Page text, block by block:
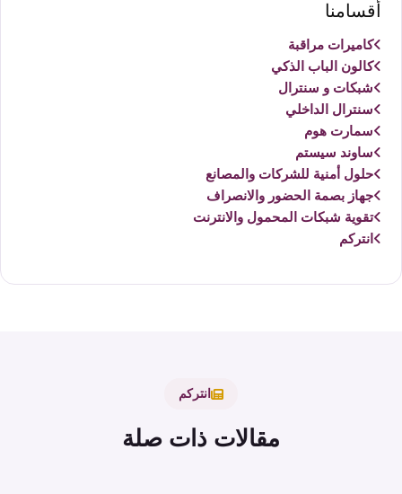
أقسامنا
كاميرات مراقبة
كالون الباب الذكي
شبكات و سنترال
سنترال الداخلي
سمارت هوم
ساوند سيستم
حلول أمنية للشركات والمصانع
جهاز بصمة الحضور والانصراف
تقوية شبكات المحمول والانترنت
انتركم
انتركم
مقالات ذات صلة